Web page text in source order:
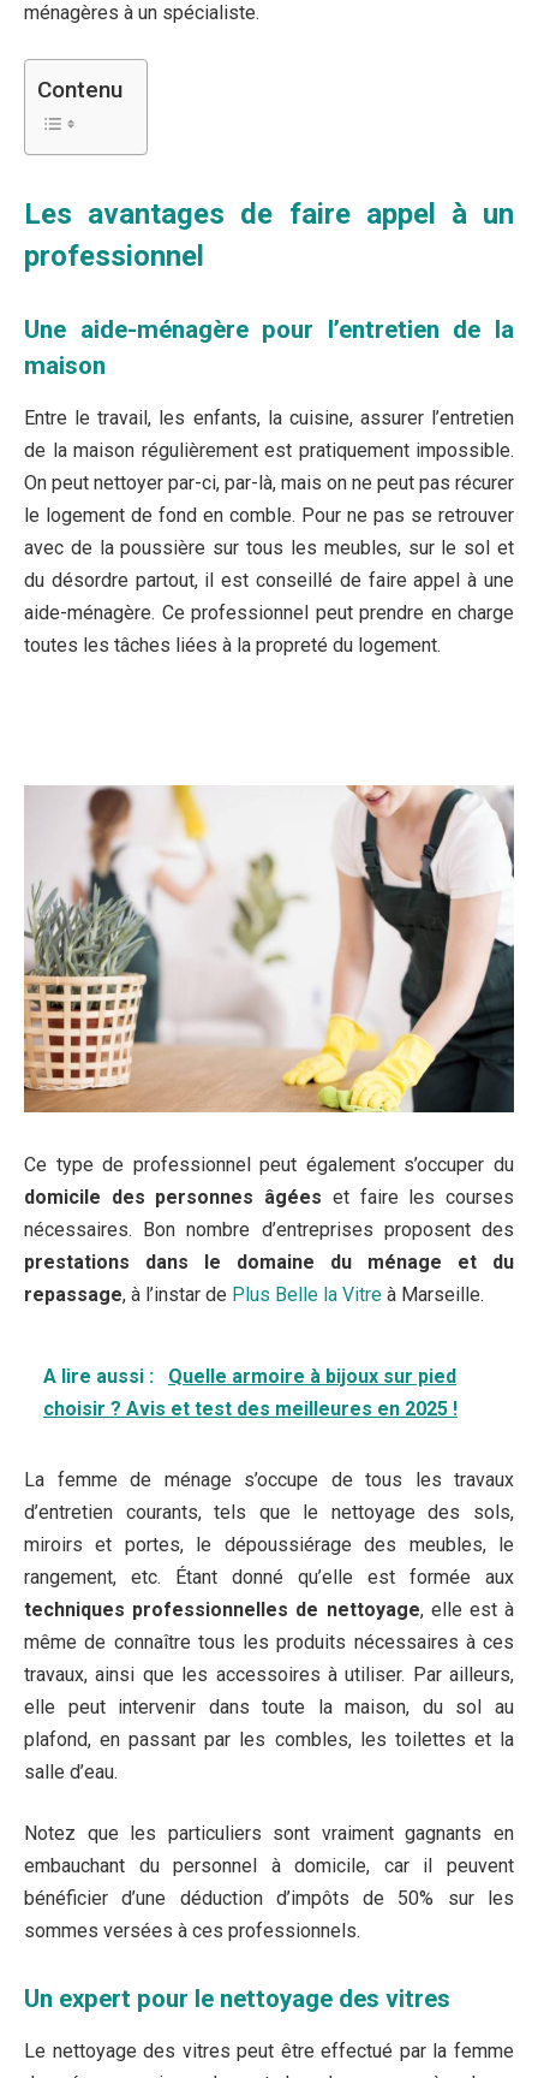
ménagères à un spécialiste.
Contenu
Les avantages de faire appel à un
professionnel
Une aide-ménagère pour l’entretien de la
maison
Entre le travail, les enfants, la cuisine, assurer l’entretien
de la maison régulièrement est pratiquement impossible.
On peut nettoyer par-ci, par-là, mais on ne peut pas récurer
le logement de fond en comble. Pour ne pas se retrouver
avec de la poussière sur tous les meubles, sur le sol et
du désordre partout, il est conseillé de faire appel à une
aide-ménagère. Ce professionnel peut prendre en charge
toutes les tâches liées à la propreté du logement.
Ce type de professionnel peut également s’occuper du
domicile des personnes âgées et faire les courses
nécessaires. Bon nombre d’entreprises proposent des
prestations dans le domaine du ménage et du
repassage, à l’instar de Plus Belle la Vitre à Marseille.
A lire aussi :
Quelle armoire à bijoux sur pied
choisir ? Avis et test des meilleures en 2025 !
La femme de ménage s’occupe de tous les travaux
d’entretien courants, tels que le nettoyage des sols,
miroirs et portes, le dépoussiérage des meubles, le
rangement, etc. Étant donné qu’elle est formée aux
techniques professionnelles de nettoyage, elle est à
même de connaître tous les produits nécessaires à ces
travaux, ainsi que les accessoires à utiliser. Par ailleurs,
elle peut intervenir dans toute la maison, du sol au
plafond, en passant par les combles, les toilettes et la
salle d’eau.
Notez que les particuliers sont vraiment gagnants en
embauchant du personnel à domicile, car il peuvent
bénéficier d’une déduction d’impôts de 50% sur les
sommes versées à ces professionnels.
Un expert pour le nettoyage des vitres
Le nettoyage des vitres peut être effectué par la femme